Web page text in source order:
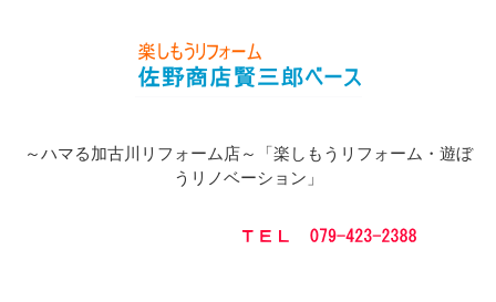
～ハマる加古川リフォーム店～「楽しもうリフォーム・遊ぼ
うリノベーション」